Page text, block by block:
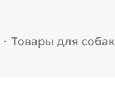
· Товары для собак